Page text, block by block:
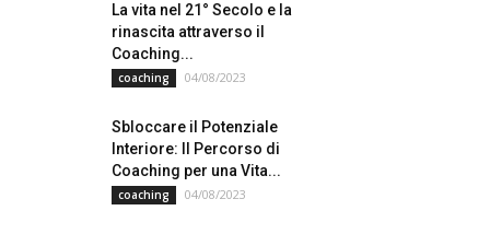
La vita nel 21° Secolo e la
rinascita attraverso il
Coaching...
coaching 04/08/2023
Sbloccare il Potenziale
Interiore: Il Percorso di
Coaching per una Vita...
coaching 04/08/2023